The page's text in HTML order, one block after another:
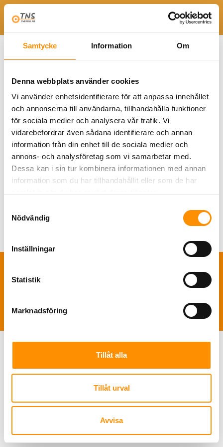
Samtycke Information Om
Denna webbplats använder cookies
Vi använder enhetsidentifierare för att anpassa innehållet
och annonserna till användarna, tillhandahålla funktioner
för sociala medier och analysera vår trafik. Vi
vidarebefordrar även sådana identifierare och annan
information från din enhet till de sociala medier och
annons- och analysföretag som vi samarbetar med.
Dessa kan i sin tur kombinera informationen med annan
information som du har tillhandahållit eller som de har
Nödvändig
Inställningar
Statistik
Marknadsföring
Tillåt alla
Tillåt urval
Avvisa
TNS Sverige AB PHO APP DraftMax 4649
PHO APP DraftMax
4649
TNS Sverige AB | Polis Larssonsväg 61 SE-21853 Klagshamn |+46 722